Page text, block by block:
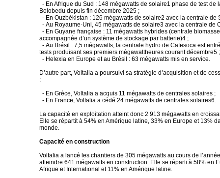
- En Afrique du Sud : 148 mégawatts de solaire1 phase de test de
Bolobedu depuis fin décembre 2025 ;
- En Ouzbékistan : 126 mégawatts de solaire2 avec la centrale de
- Au Royaume-Uni, 45 mégawatts de solaire3 avec la centrale de
- En Guyane française : 11 mégawatts hybrides (centrale
accompagnée d’un système de stockage par batterie)4 ;
- Au Brésil : 7,5 mégawatts, la centrale hydro de Cafesoca est
tests produisant ses premiers mégawattheures courant décembre5 ;
- Helexia en Europe et au Brésil : 63 mégawatts mis en service.
D’autre part, Voltalia a poursuivi sa stratégie d’acquisition et de
:
- En Grèce, Voltalia a acquis 11 mégawatts de centrales solaires ;
- En France, Voltalia a cédé 24 mégawatts de centrales solaires6.
La capacité en exploitation atteint donc 2 913 mégawatts en
Elle se répartit à 54% en Amérique latine, 33% en Europe et 13%
monde.
Capacité en construction
Voltalia a lancé les chantiers de 305 mégawatts au cours de
atteindre 641 mégawatts en construction. Elle se réparti à 58% en
Afrique et International et 11% en Amérique latine.